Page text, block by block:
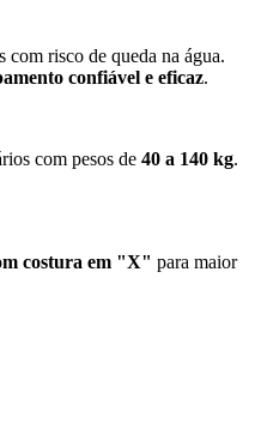
com risco de queda na água.
confiável e eficaz.
com pesos de 40 a 140 kg.
costura em "X" para maior